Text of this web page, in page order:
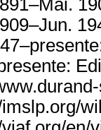
imslp.org/